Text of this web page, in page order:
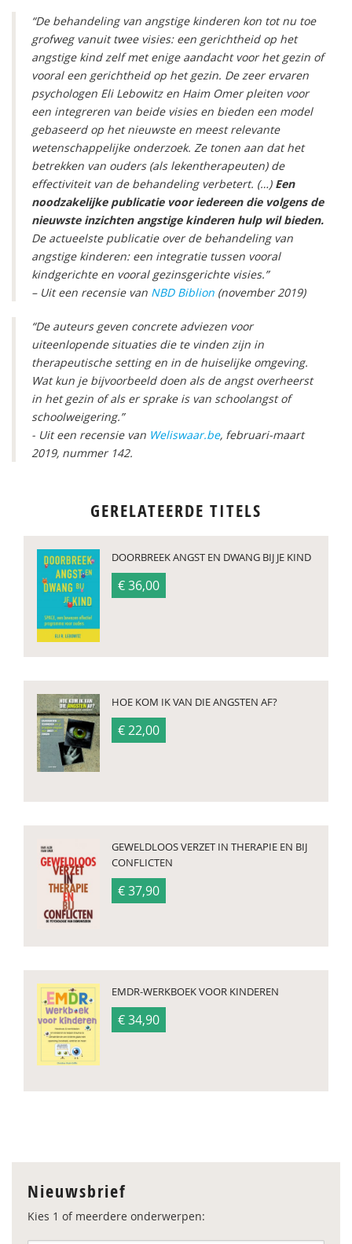
“De behandeling van angstige kinderen kon tot nu toe
grofweg vanuit twee visies: een gerichtheid op het
angstige kind zelf met enige aandacht voor het gezin of
vooral een gerichtheid op het gezin. De zeer ervaren
psychologen Eli Lebowitz en Haim Omer pleiten voor
een integreren van beide visies en bieden een model
gebaseerd op het nieuwste en meest relevante
wetenschappelijke onderzoek. Ze tonen aan dat het
betrekken van ouders (als lekentherapeuten) de
effectiviteit van de behandeling verbetert. (…) Een
noodzakelijke publicatie voor iedereen die volgens de
nieuwste inzichten angstige kinderen hulp wil bieden.
De actueelste publicatie over de behandeling van
angstige kinderen: een integratie tussen vooral
kindgerichte en vooral gezinsgerichte visies.”
– Uit een recensie van NBD Biblion (november 2019)
“De auteurs geven concrete adviezen voor
uiteenlopende situaties die te vinden zijn in
therapeutische setting en in de huiselijke omgeving.
Wat kun je bijvoorbeeld doen als de angst overheerst
in het gezin of als er sprake is van schoolangst of
schoolweigering.”
- Uit een recensie van Weliswaar.be, februari-maart
2019, nummer 142.
GERELATEERDE TITELS
DOORBREEK ANGST EN DWANG BIJ JE KIND
€ 36,00
HOE KOM IK VAN DIE ANGSTEN AF?
€ 22,00
GEWELDLOOS VERZET IN THERAPIE EN BIJ
CONFLICTEN
€ 37,90
EMDR-WERKBOEK VOOR KINDEREN
€ 34,90
Nieuwsbrief
Kies 1 of meerdere onderwerpen: